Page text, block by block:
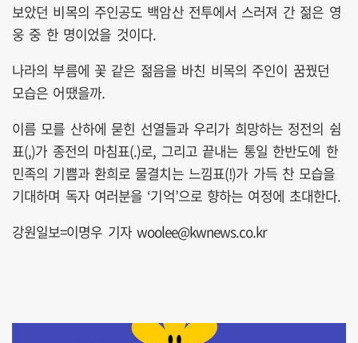
보았던 비목의 주인공도 백암산 전투에서 스러져 간 젊은 영
웅 중 한 명이었을 것이다.
나라의 부름에 꽃 같은 젊음을 바친 비목의 주인이 꿈꿨던
모습은 어땠을까.
이름 모를 산하에 묻힌 선열들과 우리가 희망하는 정전의 쉼
표(,)가 종전의 마침표(.)로, 그리고 끝내는 통일 한반도에 한
민족의 기쁨과 환희로 물결치는 느낌표(!)가 가득 찬 모습을
기대하며 독자 여러분을 ‘기억’으로 향하는 여정에 초대한다.
강원일보=이명우 기자 woolee@kwnews.co.kr